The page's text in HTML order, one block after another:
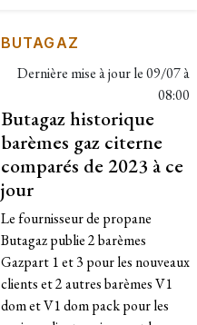
BUTAGAZ
Dernière mise à jour le09/07 à
08:00
Butagaz historique
barèmes gaz citerne
comparés de 2023 à ce
jour
Le fournisseur de propane
Butagaz publie 2 barèmes
Gazpart 1 et 3 pour les nouveaux
clients et 2 autres barèmes V1
dom et V1 dom pack pour les